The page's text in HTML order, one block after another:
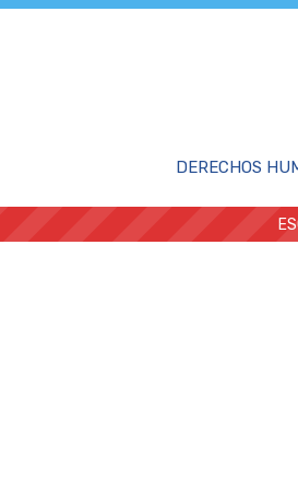
DERECHOS